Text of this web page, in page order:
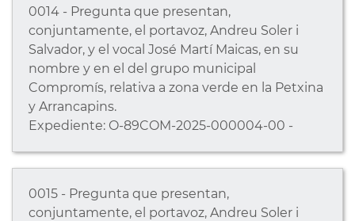
0014 - Pregunta que presentan,
conjuntamente, el portavoz, Andreu Soler i
Salvador, y el vocal José Martí Maicas, en su
nombre y en el del grupo municipal
Compromís, relativa a zona verde en la Petxina
y Arrancapins.
Expediente: O-89COM-2025-000004-00 -
0015 - Pregunta que presentan,
conjuntamente, el portavoz, Andreu Soler i